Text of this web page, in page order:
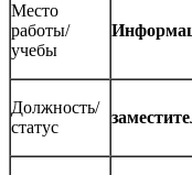
Место
работы/
учебы
Должность/
статус